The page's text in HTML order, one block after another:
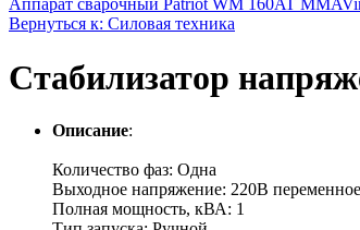
Аппарат сварочный Patriot WM 160AT MMA
Вернуться к: Силовая техника
Стабилизатор
Описание:
Количество фаз: Одна
Выходное напряжение: 220В переменное
Полная мощность, кВА: 1